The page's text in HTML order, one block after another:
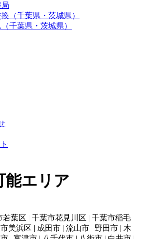
（千葉県・茨城県）
千葉県・茨城県）
能エリア
葉区 | 千葉市花見川区 | 千葉市稲毛
美浜区 | 成田市 | 流山市 | 野田市 | 木